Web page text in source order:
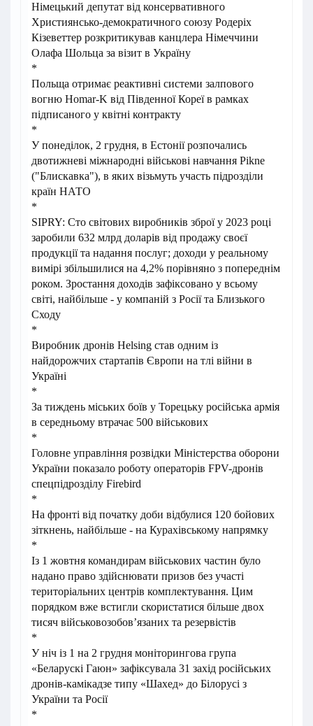
Німецький депутат від консервативного
Християнсько-демократичного союзу Родеріх
Кізеветтер розкритикував канцлера Німеччини
Олафа Шольца за візит в Україну
*
Польща отримає реактивні системи залпового
вогню Homar-K від Південної Кореї в рамках
підписаного у квітні контракту
*
У понеділок, 2 грудня, в Естонії розпочались
двотижневі міжнародні військові навчання Pikne
("Блискавка"), в яких візьмуть участь підрозділи
країн НАТО
*
SIPRY: Сто світових виробників зброї у 2023 році
заробили 632 млрд доларів від продажу своєї
продукції та надання послуг; доходи у реальному
вимірі збільшилися на 4,2% порівняно з попереднім
роком. Зростання доходів зафіксовано у всьому
світі, найбільше - у компаній з Росії та Близького
Сходу
*
Виробник дронів Helsing став одним із
найдорожчих стартапів Європи на тлі війни в
Україні
*
За тиждень міських боїв у Торецьку російська армія
в середньому втрачає 500 військових
*
Головне управління розвідки Міністерства оборони
України показало роботу операторів FPV-дронів
спецпідрозділу Firebird
*
На фронті від початку доби відбулися 120 бойових
зіткнень, найбільше - на Курахівському напрямку
*
Із 1 жовтня командирам військових частин було
надано право здійснювати призов без участі
територіальних центрів комплектування. Цим
порядком вже встигли скористатися більше двох
тисяч військовозобов’язаних та резервістів
*
У ніч із 1 на 2 грудня моніторингова група
«Беларускі Гаюн» зафіксувала 31 захід російських
дронів-камікадзе типу «Шахед» до Білорусі з
України та Росії
*